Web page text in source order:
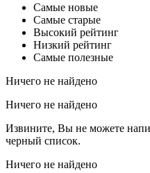
Самые новые
Самые старые
Высокий рейтинг
Низкий рейтинг
Самые полезные
Ничего не найдено
Ничего не найдено
Извините, Вы не можете
черный список.
Ничего не найдено